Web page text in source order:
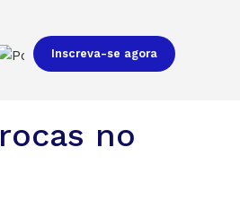
Inscreva-se agora
no